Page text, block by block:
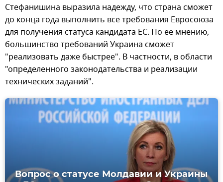
Стефанишина выразила надежду, что страна сможет
до конца года выполнить все требования Евросоюза
для получения статуса кандидата ЕС. По ее мнению,
большинство требований Украина сможет
"реализовать даже быстрее". В частности, в области
"определенного законодательства и реализации
технических заданий".
Вопрос о статусе Молдавии и Украины